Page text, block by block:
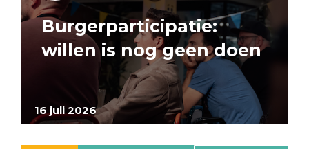
16 juli 2026
Burgerparticipatie:
willen is nog geen doen